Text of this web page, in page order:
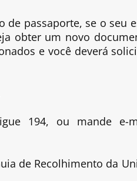
de passaporte, se o seu
obter um novo
e você deverá
194, ou mande e-
de Recolhimento da